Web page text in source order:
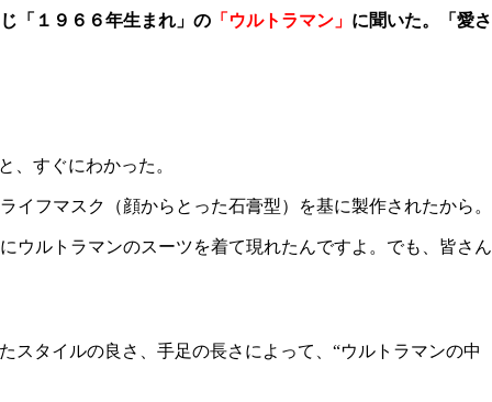
「１９６６年生まれ」の 「ウルトラマン」 に聞いた。「愛さ
、すぐにわかった。
フマスク（顔からとった石膏型）を基に製作されたから。
ウルトラマンのスーツを着て現れたんですよ。でも、皆さん
タイルの良さ、手足の長さによって、“ウルトラマンの中